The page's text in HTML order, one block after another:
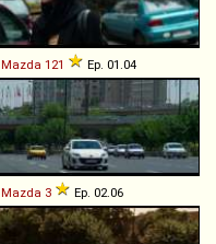
Mazda 121 Ep. 01.04
Mazda 3 Ep. 02.06